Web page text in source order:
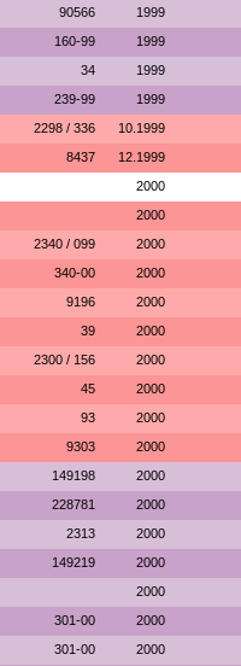
90566 1999
160-99 1999
34 1999
239-99 1999
2298 / 336 10.1999
8437 12.1999
2000
2000
2340 / 099 2000
340-00 2000
9196 2000
39 2000
2300 / 156 2000
45 2000
93 2000
9303 2000
149198 2000
228781 2000
2313 2000
149219 2000
2000
301-00 2000
301-00 2000